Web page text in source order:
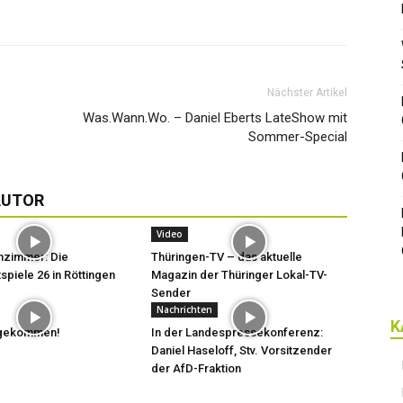
Nächster Artikel
Was.Wann.Wo. – Daniel Eberts LateShow mit
Sommer-Special
Die
26 in Röttingen
Video
Thüringen-TV – das aktuelle
Magazin der Thüringer Lokal-TV-
Sender
Nachrichten
In der Landespressekonferenz:
Daniel Haseloff, Stv. Vorsitzender
der AfD-Fraktion